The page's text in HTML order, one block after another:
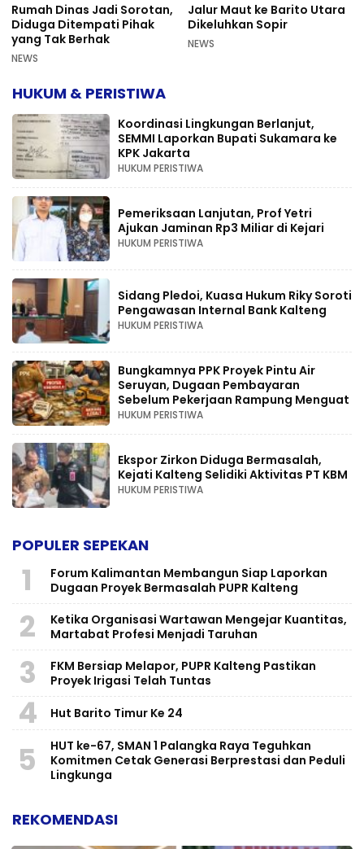
Rumah Dinas Jadi Sorotan,
Diduga Ditempati Pihak
yang Tak Berhak
NEWS
Jalur Maut ke Barito Utara
Dikeluhkan Sopir
NEWS
HUKUM & PERISTIWA
Koordinasi Lingkungan Berlanjut,
SEMMI Laporkan Bupati Sukamara ke
KPK Jakarta
HUKUM PERISTIWA
Pemeriksaan Lanjutan, Prof Yetri
Ajukan Jaminan Rp3 Miliar di Kejari
HUKUM PERISTIWA
Sidang Pledoi, Kuasa Hukum Riky Soroti
Pengawasan Internal Bank Kalteng
HUKUM PERISTIWA
Bungkamnya PPK Proyek Pintu Air
Seruyan, Dugaan Pembayaran
Sebelum Pekerjaan Rampung Menguat
HUKUM PERISTIWA
Ekspor Zirkon Diduga Bermasalah,
Kejati Kalteng Selidiki Aktivitas PT KBM
HUKUM PERISTIWA
POPULER SEPEKAN
1
Forum Kalimantan Membangun Siap Laporkan
Dugaan Proyek Bermasalah PUPR Kalteng
2
Ketika Organisasi Wartawan Mengejar Kuantitas,
Martabat Profesi Menjadi Taruhan
3
FKM Bersiap Melapor, PUPR Kalteng Pastikan
Proyek Irigasi Telah Tuntas
4 Hut Barito Timur Ke 24
5
HUT ke-67, SMAN 1 Palangka Raya Teguhkan
Komitmen Cetak Generasi Berprestasi dan Peduli
Lingkunga
REKOMENDASI